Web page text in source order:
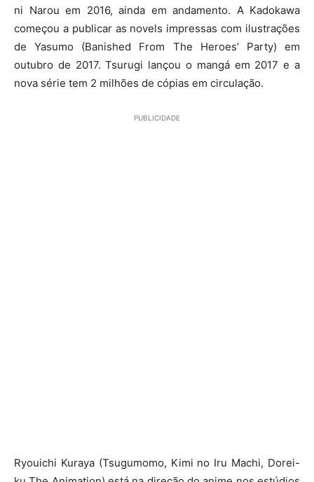
ni Narou em 2016, ainda em andamento. A Kadokawa
começou a publicar as novels impressas com ilustrações
de Yasumo (Banished From The Heroes’ Party) em
outubro de 2017. Tsurugi lançou o mangá em 2017 e a
nova série tem 2 milhões de cópias em circulação.
PUBLICIDADE
Ryouichi Kuraya (Tsugumomo, Kimi no Iru Machi, Dorei-